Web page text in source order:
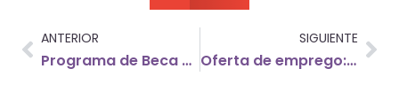
ANTERIOR
Programa de Beca Comedor para el curso 2014-2015
SIGUIENTE
Oferta de emprego: Responsable do proxecto MamáCanguro en Viraventos